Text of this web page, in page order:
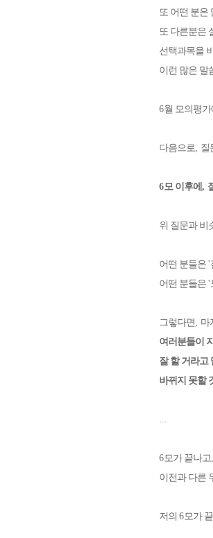
또 어떤 분은
또 다른분은
선택과목을
이런 많은 말
6월 모의평
다음으로, 질
6모 이후에 ,
위 질문과 비
어떤 분들은 '
어떤 분들은 '
그렇다면, 마
여러분들이
잘 할 거라고
바뀌지 못할
...
6모가 끝나고
이전과 다른
저의 6모가